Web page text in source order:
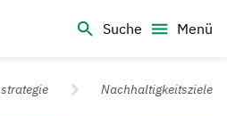
Suche
Menü
Deine Top-Campus-UniNachhaltigkeitsziele